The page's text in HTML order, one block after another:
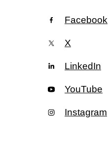
Facebook
X
LinkedIn
YouTube
Instagram